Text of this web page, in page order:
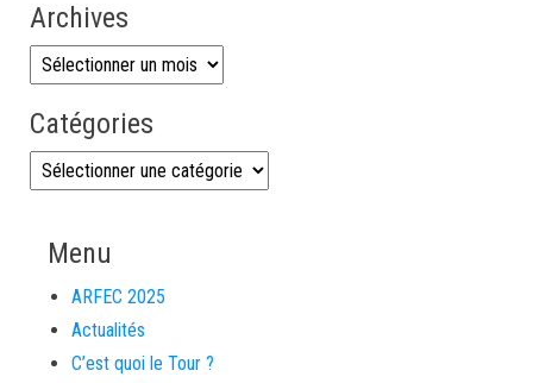
Archives
Archives
Catégories
Catégories
Menu
ARFEC 2025
Actualités
C’est quoi le Tour ?